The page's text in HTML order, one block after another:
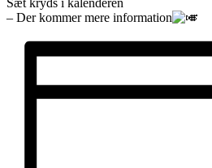
– Der kommer mere information